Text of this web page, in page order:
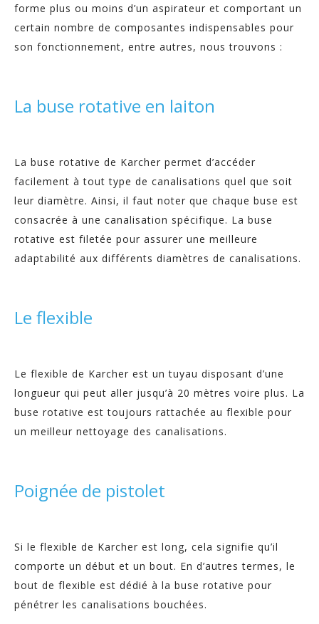
forme plus ou moins d’un aspirateur et comportant un
certain nombre de composantes indispensables pour
son fonctionnement, entre autres, nous trouvons :
La buse rotative en laiton
La buse rotative de Karcher permet d’accéder
facilement à tout type de canalisations quel que soit
leur diamètre. Ainsi, il faut noter que chaque buse est
consacrée à une canalisation spécifique. La buse
rotative est filetée pour assurer une meilleure
adaptabilité aux différents diamètres de canalisations.
Le flexible
Le flexible de Karcher est un tuyau disposant d’une
longueur qui peut aller jusqu’à 20 mètres voire plus. La
buse rotative est toujours rattachée au flexible pour
un meilleur nettoyage des canalisations.
Poignée de pistolet
Si le flexible de Karcher est long, cela signifie qu’il
comporte un début et un bout. En d’autres termes, le
bout de flexible est dédié à la buse rotative pour
pénétrer les canalisations bouchées.